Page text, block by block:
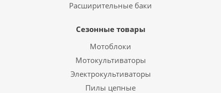
Расширительные баки
Сезонные товары
Мотоблоки
Мотокультиваторы
Электрокультиваторы
Пилы цепные